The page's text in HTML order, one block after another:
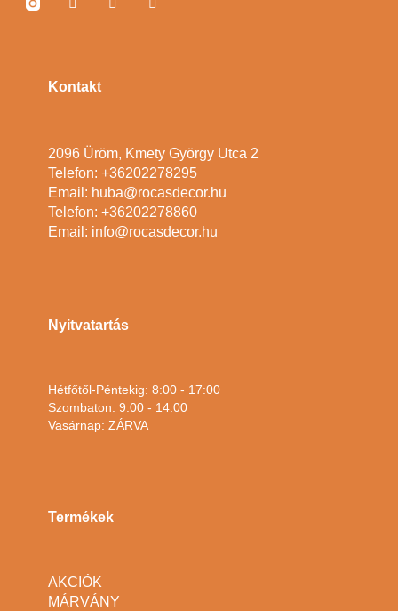
Kontakt
2096 Üröm, Kmety György Utca 2
Telefon: +36202278295
Email: huba@rocasdecor.hu
Telefon: +36202278860
Email: info@rocasdecor.hu
Nyitvatartás
Hétfőtől-Péntekig: 8:00 - 17:00
Szombaton: 9:00 - 14:00
Vasárnap: ZÁRVA
Termékek
AKCIÓK
MÁRVÁNY